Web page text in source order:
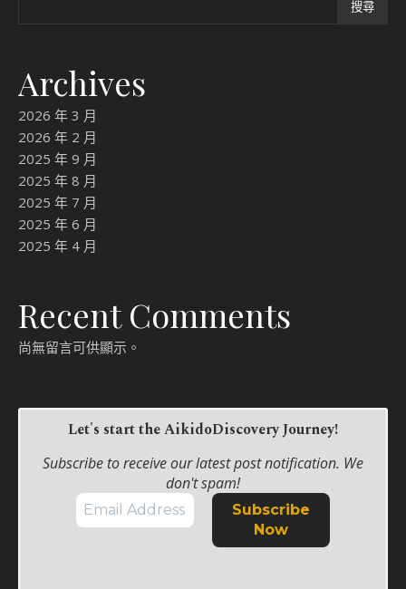
搜尋
Archives
2026 年 3 月
2026 年 2 月
2025 年 9 月
2025 年 8 月
2025 年 7 月
2025 年 6 月
2025 年 4 月
Recent Comments
尚無留言可供顯示。
Let's start the AikidoDiscovery Journey!
Subscribe to receive our latest post notification. We
don't spam!